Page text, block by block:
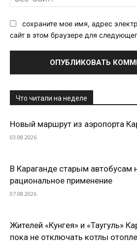
сохраните мое имя, адрес
сайт в этом браузере для
Что читали на неделе
Новый маршрут из аэропорта
03.08.2026
В Караганде старым автобусам
рациональное применение
07.08.2026
Жителей «Кунгея» и «Таугуль»
пока не отключать котлы